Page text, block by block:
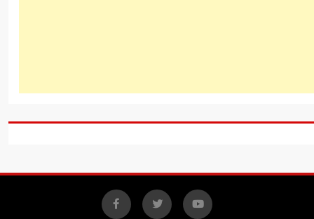
Facebook
X YouTube